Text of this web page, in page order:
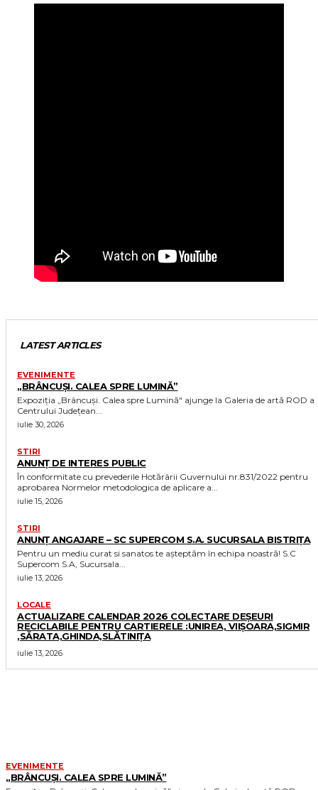
LATEST ARTICLES
EVENIMENTE
„BRÂNCUȘI. CALEA SPRE LUMINĂ”
Expoziția „Brâncuși. Calea spre Lumină" ajunge la Galeria de artă ROD a
Centrului Județean...
iulie 30, 2026
STIRI
ANUNȚ DE INTERES PUBLIC
În conformitate cu prevederile Hotărârii Guvernului nr.831/2022 pentru
aprobarea Normelor metodologica de aplicare a...
iulie 15, 2026
STIRI
ANUNȚ ANGAJARE – SC SUPERCOM S.A. SUCURSALA BISTRIȚA
Pentru un mediu curat si sanatos te așteptăm în echipa noastră! S.C
Supercom S.A, Sucursala...
iulie 13, 2026
LOCALE
ACTUALIZARE CALENDAR 2026 COLECTARE DEȘEURI
RECICLABILE PENTRU CARTIERELE :UNIREA, VIIȘOARA,SIGMIR
,SĂRATA,GHINDA,SLĂTINIȚA
iulie 13, 2026
EVENIMENTE
„BRÂNCUȘI. CALEA SPRE LUMINĂ”